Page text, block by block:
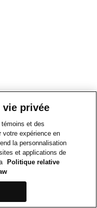
vie privée
et des
votre expérience en
la personnalisation
et applications de
Politique relative